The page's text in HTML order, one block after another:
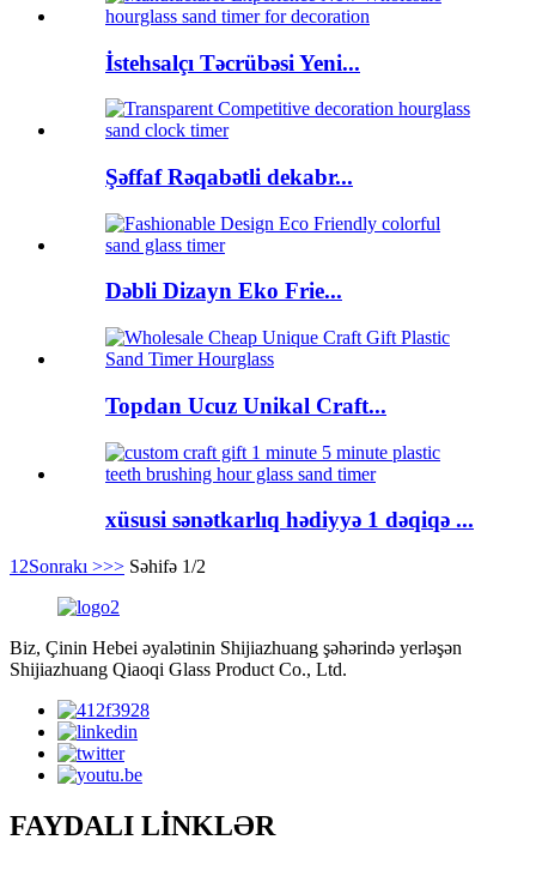
İstehsalçı Təcrübəsi Yeni...
Şəffaf Rəqabətli dekabr...
Dəbli Dizayn Eko Frie...
Topdan Ucuz Unikal Craft...
xüsusi sənətkarlıq hədiyyə 1 dəqiqə ...
1 2Sonrakı >>> Səhifə 1/2
Biz, Çinin Hebei əyalətinin Shijiazhuang şəhərində yerləşən
Shijiazhuang Qiaoqi Glass Product Co., Ltd.
FAYDALI LİNKLƏR